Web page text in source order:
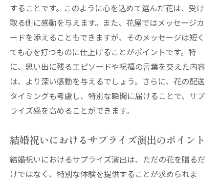
することです。このように心を込めて選んだ花は、受け
取る側に感動を与えます。また、花屋ではメッセージカ
ードを添えることもできますが、そのメッセージは短く
ても心を打つものに仕上げることがポイントです。特
に、思い出に残るエピソードや祝福の言葉を交えた内容
は、より深い感動を与えるでしょう。さらに、花の配送
タイミングも考慮し、特別な瞬間に届けることで、サプ
ライズ感を高めることができます。
結婚祝いにおけるサプライズ演出のポイント
結婚祝いにおけるサプライズ演出は、ただの花を贈るだ
けではなく、特別な体験を提供することが求められま